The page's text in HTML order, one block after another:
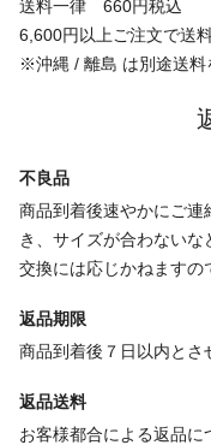
送料一律 660円税込
6,600円以上ご注文で送
※沖縄 / 離島 は別途送料
不良品
商品到着後速やかにご連
き、サイズが合わないな
交換には応じかねますの
返品期限
商品到着後７日以内とさ
返品送料
お客様都合による返品